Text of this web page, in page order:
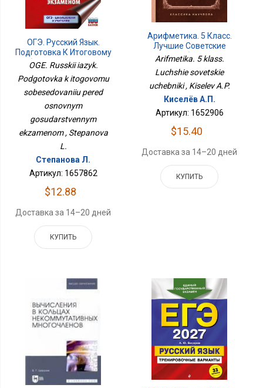
ОГЭ. Русский Язык.
Подготовка К Итоговому
Собеседованию Перед
Государственным
Экзаменом
OGE. Russkii iazyk.
Podgotovka k itogovomu
sobesedovaniiu pered
osnovnym
gosudarstvennym
ekzamenom , Stepanova
L.
Степанова Л.
Артикул: 1657862
$12.88
Доставка за 14–20 дней
КУПИТЬ
Арифметика. 5 Класс.
Лучшие Советские
Учебники
Arifmetika. 5 klass.
Luchshie sovetskie
uchebniki , Kiselev A.P.
Киселёв А.П.
Артикул: 1652906
$15.40
Доставка за 14–20 дней
КУПИТЬ